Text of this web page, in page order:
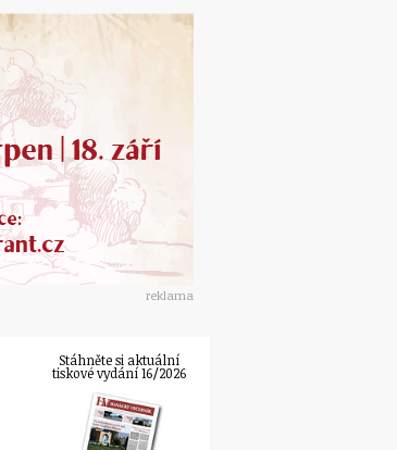
reklama
Stáhněte si aktuální
tiskové vydání 16/2026